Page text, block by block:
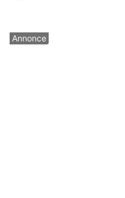
Annonce